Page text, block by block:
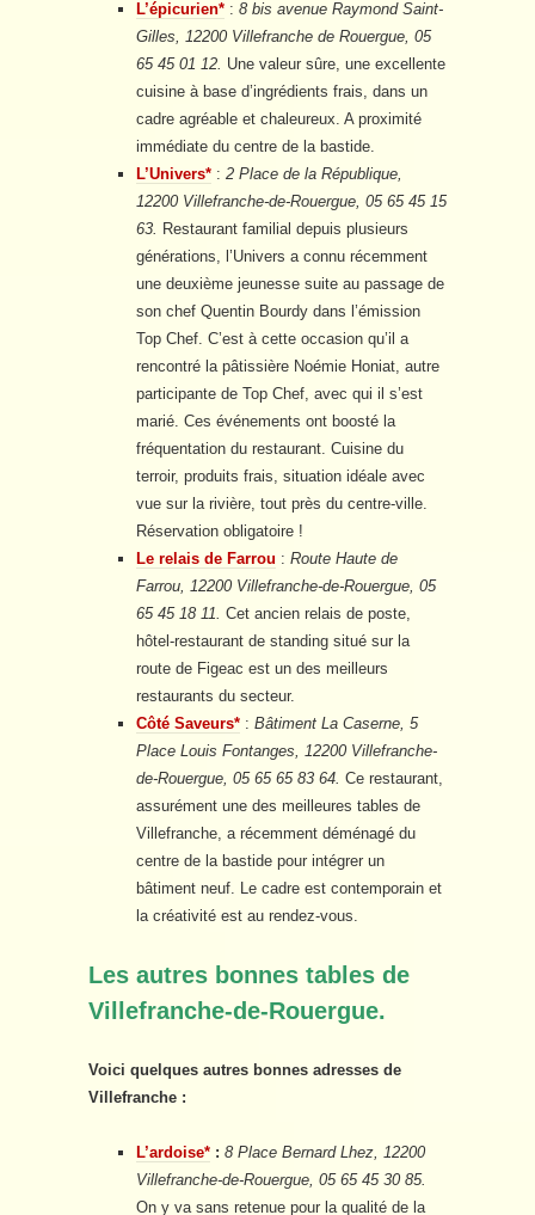
L’épicurien* : 8 bis avenue Raymond Saint-
Gilles, 12200 Villefranche de Rouergue, 05
65 45 01 12. Une valeur sûre, une excellente
cuisine à base d’ingrédients frais, dans un
cadre agréable et chaleureux. A proximité
immédiate du centre de la bastide.
L’Univers* : 2 Place de la République,
12200 Villefranche-de-Rouergue, 05 65 45 15
63. Restaurant familial depuis plusieurs
générations, l’Univers a connu récemment
une deuxième jeunesse suite au passage de
son chef Quentin Bourdy dans l’émission
Top Chef. C’est à cette occasion qu’il a
rencontré la pâtissière Noémie Honiat, autre
participante de Top Chef, avec qui il s’est
marié. Ces événements ont boosté la
fréquentation du restaurant. Cuisine du
terroir, produits frais, situation idéale avec
vue sur la rivière, tout près du centre-ville.
Réservation obligatoire !
Le relais de Farrou : Route Haute de
Farrou, 12200 Villefranche-de-Rouergue, 05
65 45 18 11. Cet ancien relais de poste,
hôtel-restaurant de standing situé sur la
route de Figeac est un des meilleurs
restaurants du secteur.
Côté Saveurs* : Bâtiment La Caserne, 5
Place Louis Fontanges, 12200 Villefranche-
de-Rouergue, 05 65 65 83 64. Ce restaurant,
assurément une des meilleures tables de
Villefranche, a récemment déménagé du
centre de la bastide pour intégrer un
bâtiment neuf. Le cadre est contemporain et
la créativité est au rendez-vous.
Les autres bonnes tables de
Villefranche-de-Rouergue.
Voici quelques autres bonnes adresses de
Villefranche :
L’ardoise* : 8 Place Bernard Lhez, 12200
Villefranche-de-Rouergue, 05 65 45 30 85.
On y va sans retenue pour la qualité de la